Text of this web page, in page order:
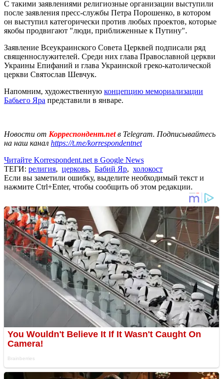
С такими заявлениями религиозные организации выступили
после заявления пресс-службы Петра Порошенко, в котором
он выступил категорически против любых проектов, которые
якобы продвигают "люди, приближенные к Путину".
Заявление Всеукраинского Совета Церквей подписали ряд
священнослужителей. Среди них глава Православной церкви
Украины Епифаний и глава Украинской греко-католической
церкви Святослав Шевчук.
Напомним, художественную концепцию мемориализации
Бабьего Яра представили в январе.
Новости от Корреспондент.netв Telegram. Подписывайтесь
на наш канал https://t.me/korrespondentnet
Читайте Korrespondent.net в Google News
ТЕГИ: религия, церковь, Бабий Яр, холокост
Если вы заметили ошибку, выделите необходимый текст и
нажмите Ctrl+Enter, чтобы сообщить об этом редакции.